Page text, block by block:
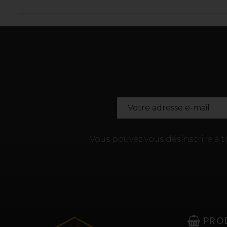
Vous pouvez vous désinscrire à